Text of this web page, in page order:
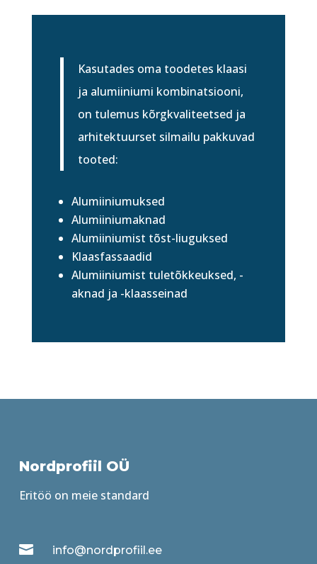
Kasutades oma toodetes klaasi
ja alumiiniumi kombinatsiooni,
on tulemus kõrgkvaliteetsed ja
arhitektuurset silmailu pakkuvad
tooted:
Alumiiniumuksed
Alumiiniumaknad
Alumiiniumist tõst-liuguksed
Klaasfassaadid
Alumiiniumist tuletõkkeuksed, -
aknad ja -klaasseinad
Nordprofiil OÜ
Eritöö on meie standard
 info@nordprofiil.ee